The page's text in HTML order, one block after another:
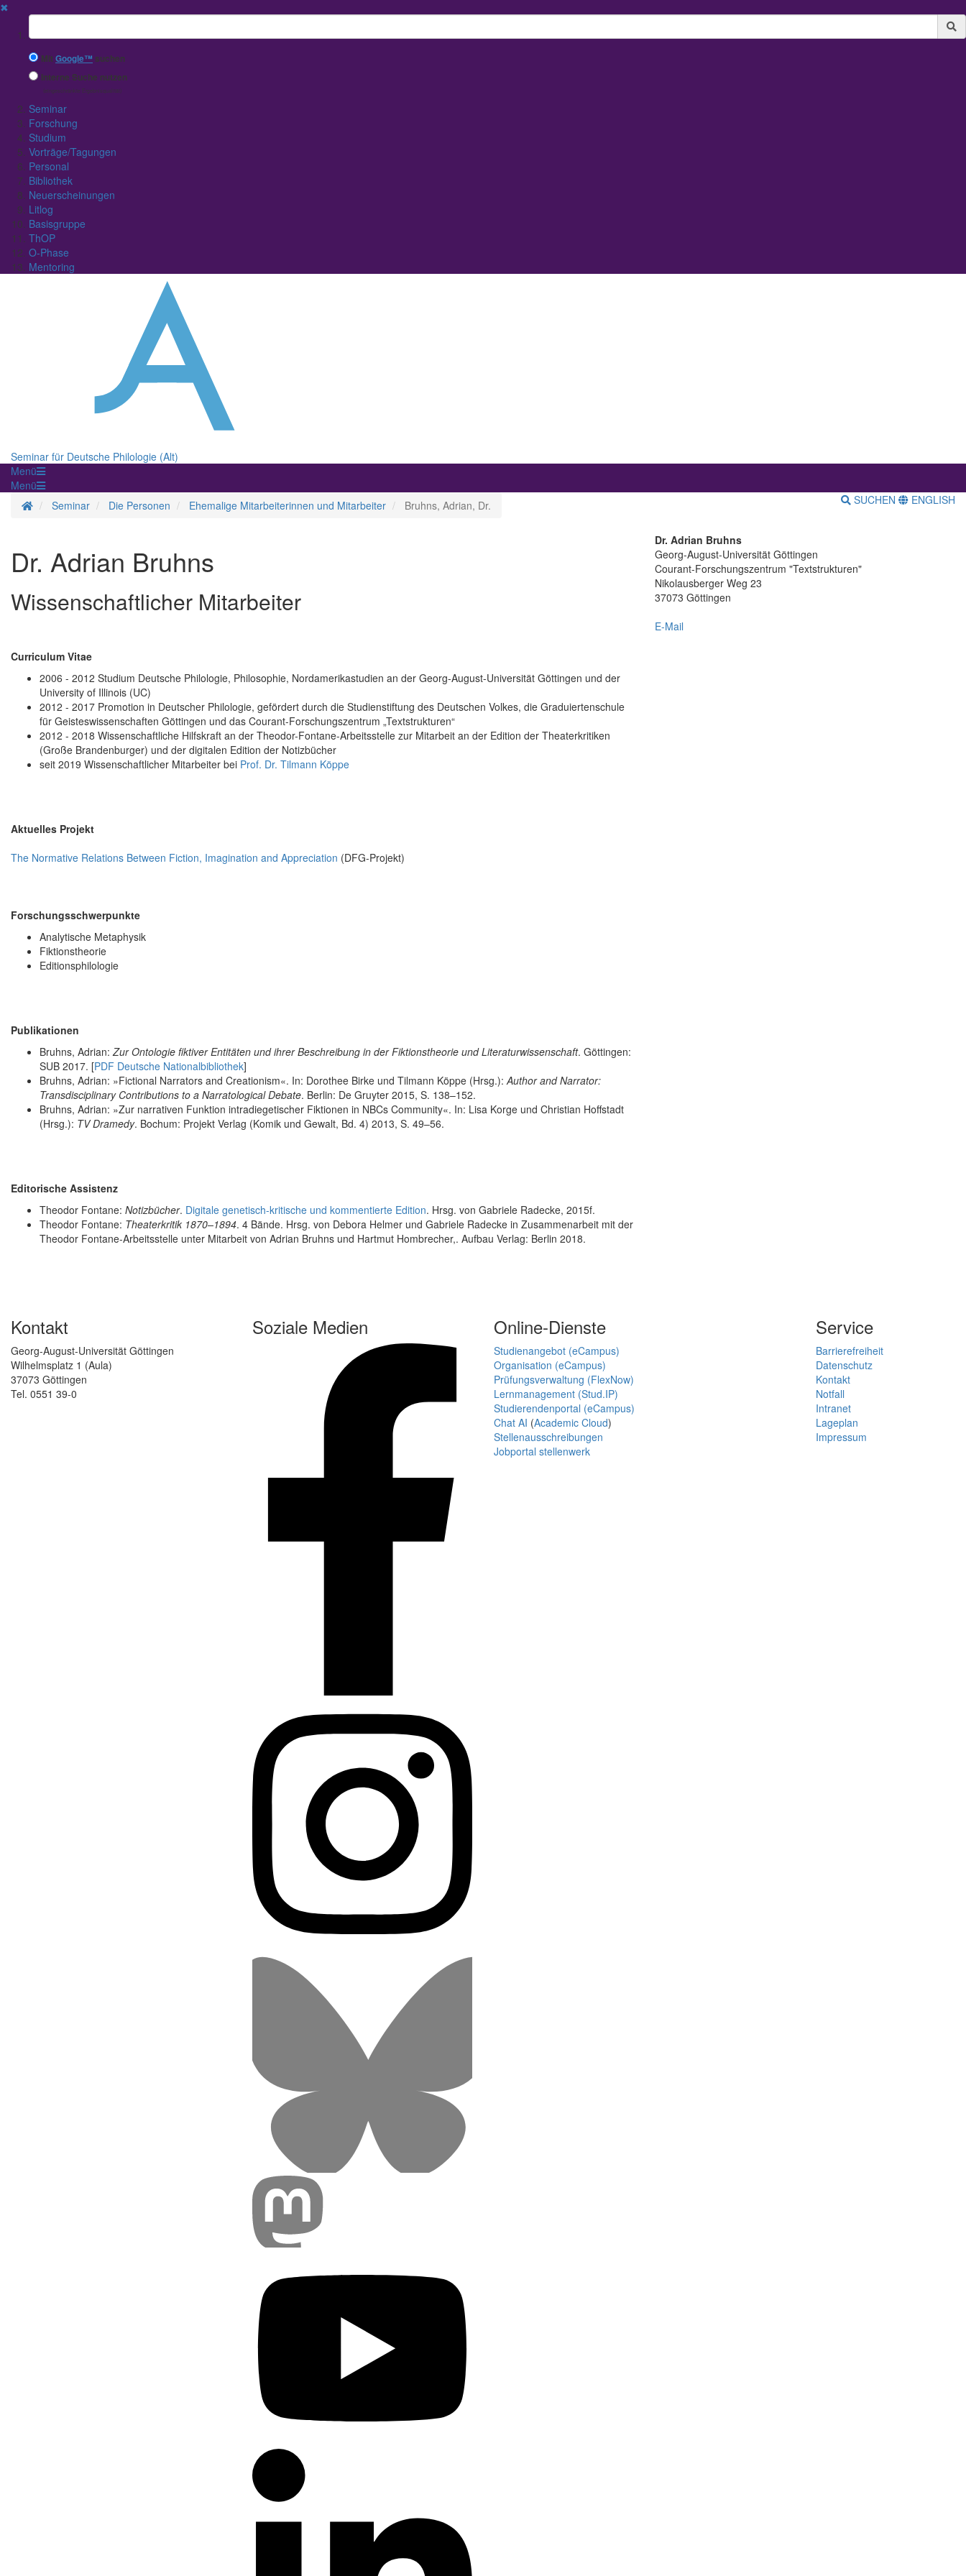
✖
Suchbegriff
MitGoogle™ suchen
Interne Suche nutzen
(eingeschränkte Ergebnisqualität)
Seminar
Forschung
Studium
Vorträge/Tagungen
Personal
Bibliothek
Neuerscheinungen
Litlog
Basisgruppe
ThOP
O-Phase
Mentoring
Seminar für Deutsche Philologie (Alt)
Menü
Menü
Startseite
Seminar Die Personen Ehemalige Mitarbeiterinnen und Mitarbeiter Bruhns, Adrian, Dr. SUCHEN ENGLISH
Dr. Adrian Bruhns
Wissenschaftlicher Mitarbeiter
Curriculum Vitae
2006 - 2012 Studium Deutsche Philologie, Philosophie, Nordamerikastudien an der Georg-August-Universität Göttingen und der
University of Illinois (UC)
2012 - 2017 Promotion in Deutscher Philologie, gefördert durch die Studienstiftung des Deutschen Volkes, die Graduiertenschule
für Geisteswissenschaften Göttingen und das Courant-Forschungszentrum „Textstrukturen“
2012 - 2018 Wissenschaftliche Hilfskraft an der Theodor-Fontane-Arbeitsstelle zur Mitarbeit an der Edition der Theaterkritiken
(Große Brandenburger) und der digitalen Edition der Notizbücher
seit 2019 Wissenschaftlicher Mitarbeiter bei Prof. Dr. Tilmann Köppe
Aktuelles Projekt
The Normative Relations Between Fiction, Imagination and Appreciation (DFG-Projekt)
Forschungsschwerpunkte
Analytische Metaphysik
Fiktionstheorie
Editionsphilologie
Publikationen
Bruhns, Adrian:Zur Ontologie fiktiver Entitäten und ihrer Beschreibung in der Fiktionstheorie und Literaturwissenschaft. Göttingen:
SUB 2017. [PDF Deutsche Nationalbibliothek]
Bruhns, Adrian: »Fictional Narrators and Creationism«. In: Dorothee Birke und Tilmann Köppe (Hrsg.):Author and Narrator:
Transdisciplinary Contributions to a Narratological Debate. Berlin: De Gruyter 2015, S. 138–152.
Bruhns, Adrian: »Zur narrativen Funktion intradiegetischer Fiktionen in NBCs Community«. In: Lisa Korge und Christian Hoffstadt
(Hrsg.): TV Dramedy. Bochum: Projekt Verlag (Komik und Gewalt, Bd. 4) 2013, S. 49–56.
Editorische Assistenz
Theodor Fontane: Notizbücher. Digitale genetisch-kritische und kommentierte Edition. Hrsg. von Gabriele Radecke, 2015f.
Theodor Fontane: Theaterkritik 1870–1894. 4 Bände. Hrsg. von Debora Helmer und Gabriele Radecke in Zusammenarbeit mit der
Theodor Fontane-Arbeitsstelle unter Mitarbeit von Adrian Bruhns und Hartmut Hombrecher,. Aufbau Verlag: Berlin 2018.
Dr. Adrian Bruhns
Georg-August-Universität Göttingen
Courant-Forschungszentrum "Textstrukturen"
Nikolausberger Weg 23
37073 Göttingen
E-Mail
Kontakt
Georg-August-Universität Göttingen
Wilhelmsplatz 1 (Aula)
37073 Göttingen
Tel. 0551 39-0
Soziale Medien Online-Dienste
Studienangebot (eCampus)
Organisation (eCampus)
Prüfungsverwaltung (FlexNow)
Lernmanagement (Stud.IP)
Studierendenportal (eCampus)
Chat AI (Academic Cloud)
Stellenausschreibungen
Jobportal stellenwerk
Service
Barrierefreiheit
Datenschutz
Kontakt
Notfall
Intranet
Lageplan
Impressum